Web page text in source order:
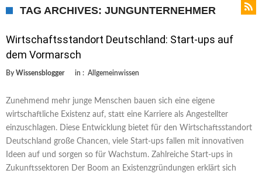
TAG ARCHIVES: JUNGUNTERNEHMER
Wirtschaftsstandort Deutschland: Start-ups auf
dem Vormarsch
By Wissensblogger in : Allgemeinwissen
Zunehmend mehr junge Menschen bauen sich eine eigene
wirtschaftliche Existenz auf, statt eine Karriere als Angestellter
einzuschlagen. Diese Entwicklung bietet für den Wirtschaftsstandort
Deutschland große Chancen, viele Start-ups fallen mit innovativen
Ideen auf und sorgen so für Wachstum. Zahlreiche Start-ups in
Zukunftssektoren Der Boom an Existenzgründungen erklärt sich